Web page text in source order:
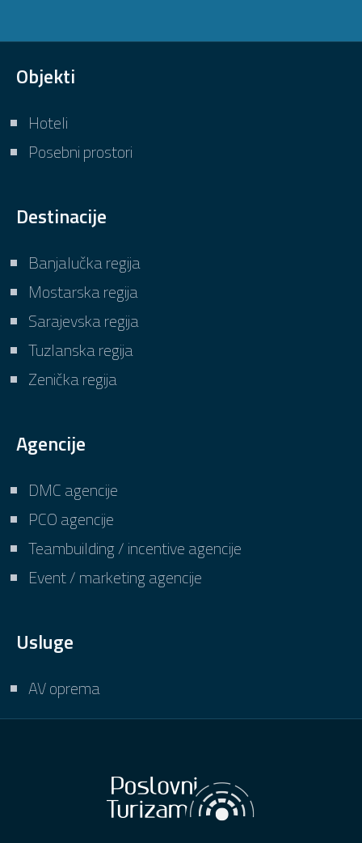
Objekti
Hoteli
Posebni prostori
Destinacije
Banjalučka regija
Mostarska regija
Sarajevska regija
Tuzlanska regija
Zenička regija
Agencije
DMC agencije
PCO agencije
Teambuilding / incentive agencije
Event / marketing agencije
Usluge
AV oprema